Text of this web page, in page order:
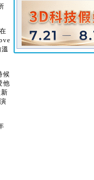
候
他